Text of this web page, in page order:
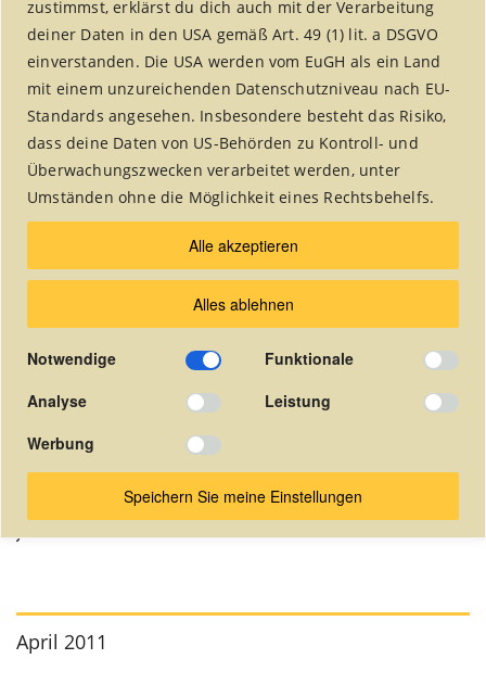
zustimmst, erklärst du dich auch mit der Verarbeitung
deiner Daten in den USA gemäß Art. 49 (1) lit. a DSGVO
einverstanden. Die USA werden vom EuGH als ein Land
mit einem unzureichenden Datenschutzniveau nach EU-
Standards angesehen. Insbesondere besteht das Risiko,
dass deine Daten von US-Behörden zu Kontroll- und
Überwachungszwecken verarbeitet werden, unter
Umständen ohne die Möglichkeit eines Rechtsbehelfs.
Alles ablehnen
Alle akzeptieren
Notwendige
Funktionale
Analyse
Leistung
Werbung
Speichern Sie meine Einstellungen
Home/fair handeln aktuell /
fair handeln aktuell – Jahrgang 5
Die Vereinszeitung wurde 2018
Seit dieser Zeit veröffentlichen wir unsere Artikel
in dem Alsdorfer Stadtmagazin "undsond?!".
Die quartalsweise herausgegebene
Vereinszeitung ist hier online als pdf-Dokument
abrufbar.
(In der Zeitung auf die gewünschte Seite klicken um das pdf-
Dokument zu öffnen).
Januar 2011
April 2011